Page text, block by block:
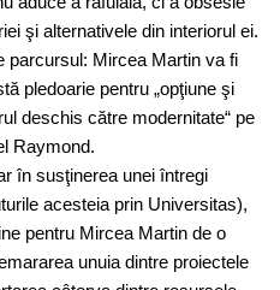
şi alternativele din interiorul ei.
parcursul: Mircea Martin va fi
pledoarie pentru „opţiune şi
deschis către modernitate“ pe
Raymond.
în susţinerea unei întregi
acesteia prin Universitas),
pentru Mircea Martin de o
unuia dintre proiectele